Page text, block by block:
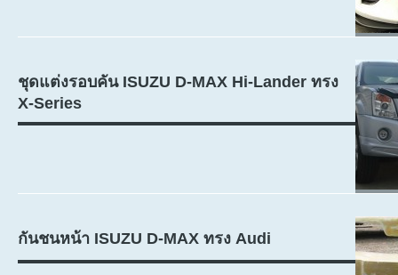
ชุดแต่งรอบคัน ISUZU D-MAX Hi-Lander ทรง
X-Series
กันชนหน้า ISUZU D-MAX ทรง Audi